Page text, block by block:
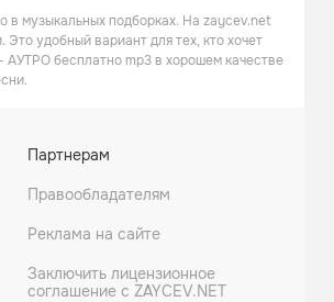
в музыкальных подборках. На zaycev.net
удобный вариант для тех, кто хочет
бесплатно mp3 в хорошем качестве
Партнерам
Правообладателям
Реклама на сайте
Заключить лицензионное
соглашение с ZAYCEV.NET